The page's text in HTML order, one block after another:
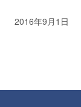
2016年9月1日